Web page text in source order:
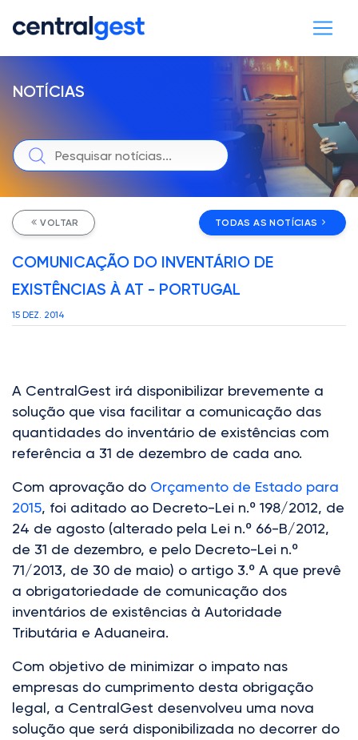
NOTÍCIAS
VOLTAR TODAS AS NOTÍCIAS
COMUNICAÇÃO DO INVENTÁRIO DE
EXISTÊNCIAS À AT - PORTUGAL
15 DEZ. 2014
A CentralGest irá disponibilizar brevemente a
solução que visa facilitar a comunicação das
quantidades do inventário de existências com
referência a 31 de dezembro de cada ano.
Com aprovação do Orçamento de Estado para
2015, foi aditado ao Decreto-Lei n.º 198/2012, de
24 de agosto (alterado pela Lei n.º 66-B/2012,
de 31 de dezembro, e pelo Decreto-Lei n.º
71/2013, de 30 de maio) o artigo 3.º A que prevê
a obrigatoriedade de comunicação dos
inventários de existências à Autoridade
Tributária e Aduaneira.
Com objetivo de minimizar o impato nas
empresas do cumprimento desta obrigação
legal, a CentralGest desenvolveu uma nova
solução que será disponibilizada no decorrer do